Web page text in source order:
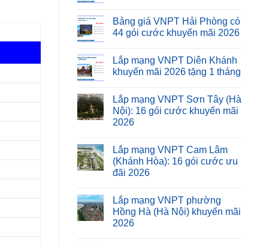
Bảng giá VNPT Hải Phòng có
44 gói cước khuyến mãi 2026
Lắp mạng VNPT Diên Khánh
khuyến mãi 2026 tặng 1 tháng
Lắp mạng VNPT Sơn Tây (Hà
Nội): 16 gói cước khuyến mãi
2026
Lắp mạng VNPT Cam Lâm
(Khánh Hòa): 16 gói cước ưu
đãi 2026
Lắp mạng VNPT phường
Hồng Hà (Hà Nội) khuyến mãi
2026